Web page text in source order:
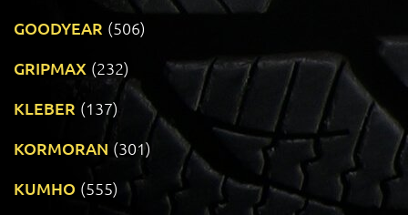
GOODYEAR (506)
GRIPMAX (232)
KLEBER (137)
KORMORAN (301)
KUMHO (555)